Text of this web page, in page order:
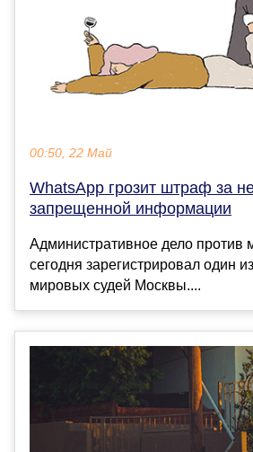
00:50, 22 Май
WhatsApp грозит штраф за
запрещенной информации
Административное дело против
сегодня зарегистрировал один
мировых судей Москвы....